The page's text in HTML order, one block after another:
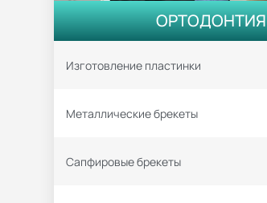
ОРТОДОНТИЯ
Изготовление пластинки
Металлические брекеты
Сапфировые брекеты